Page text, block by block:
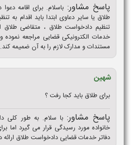
پاسخ مشاور: باسلام. برای اقامه
طلاق یا سایر دعاوی ابتدا باید اقدام به
تنظیم دادخواست طلاق ، متقاضی طلاق
خدمات الکترونیکی قضایی مراجعه
مستندات و مدارک لازم را به آن ضمیمه کند.
شهین
برای طلاق باید کجا رفت ؟
پاسخ مشاور: با سلام. به طور کلی
خانواده مورد رسیدگی قرار می گیرد اما
دفاتر خدمات قضایی دادخواست طلاق ارائه